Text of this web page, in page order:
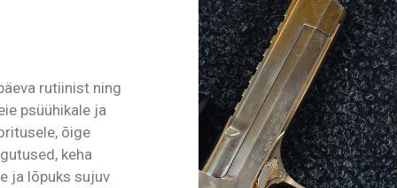
rutiinist ning
psüühikale ja
õige
keha
ja lõpuks sujuv